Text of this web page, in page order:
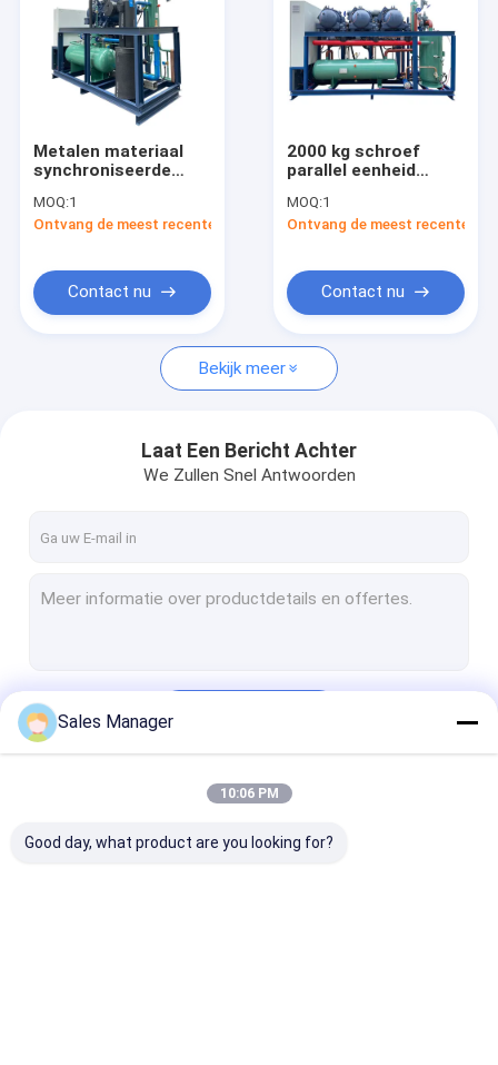
Video's
Over Ons
Neem contact met ons op
Nieuws
Parallelle schroefeenheid
Lucht Koelere Condensator
Snelle Tunneldiepvriezer
Metalen materiaal
synchroniseerde
Langdurige
duurzaamheid voor
MOQ:1
Ontvang de meest recente Prijs
Contact nu
2000 kg schroef
parallel eenheid
metaal voor
industriële
MOQ:1
Ontvang de meest recente
Contact nu
Bekijk meer
Laat Een Bericht Achter
We Zullen Snel Antwoorden
Sales Manager
10:06 PM
Good day, what product are you looking for?